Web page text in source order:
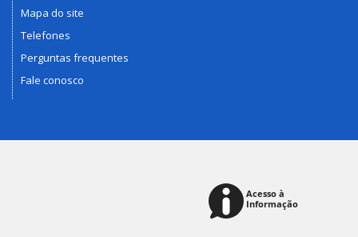
Mapa do site
Telefones
Perguntas frequentes
Fale conosco